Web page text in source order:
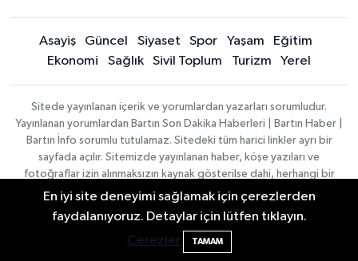
Asayiş Güncel Siyaset Spor Yaşam
Eğitim
Ekonomi
Sağlık Sivil Toplum Turizm Yerel
Sitede yayınlanan içerik ve yorumlardan yazarları sorumludur.
Yayınlanan yorumlardan Bartın Son Dakika Haberleri | Bartın Haber |
Bartın İnfo sorumlu tutulamaz. Sitedeki tüm harici linkler ayrı bir
sayfada açılır. Sitemizde yayınlanan haber, köşe yazıları ve
fotoğraflar izin alınmaksızın kaynak gösterilse dahi, herhangi bir
ortamda kullanılamaz ve yayınlanamaz
Spor
Güncel
Turizm Eğitim
En iyi site deneyimi sağlamak için çerezlerden
faydalanıyoruz. Detaylar için lütfen tıklayın.
Çerezler
TAMAM
Bartın'da nem oranı yüzde 100'e ulaştı